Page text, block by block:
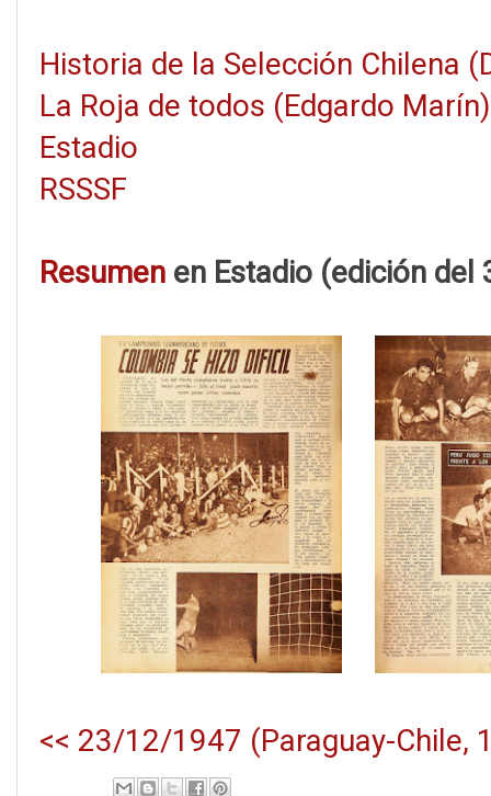
Historia de la Selección Chilena
La Roja de todos (Edgardo Marín)
Estadio
RSSSF
Resumen en Estadio (edición del
<< 23/12/1947 (Paraguay-Chile,